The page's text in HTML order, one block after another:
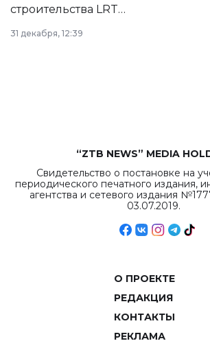
строительства LRT
в Астане из
республиканского
31 декабря, 12:39
“ZTB NEWS” MEDIA
Свидетельство о постановке на
периодического печатного издания,
агентства и сетевого издания
03.07.2019.
О ПРОЕКТЕ
РЕДАКЦИЯ
КОНТАКТЫ
РЕКЛАМА